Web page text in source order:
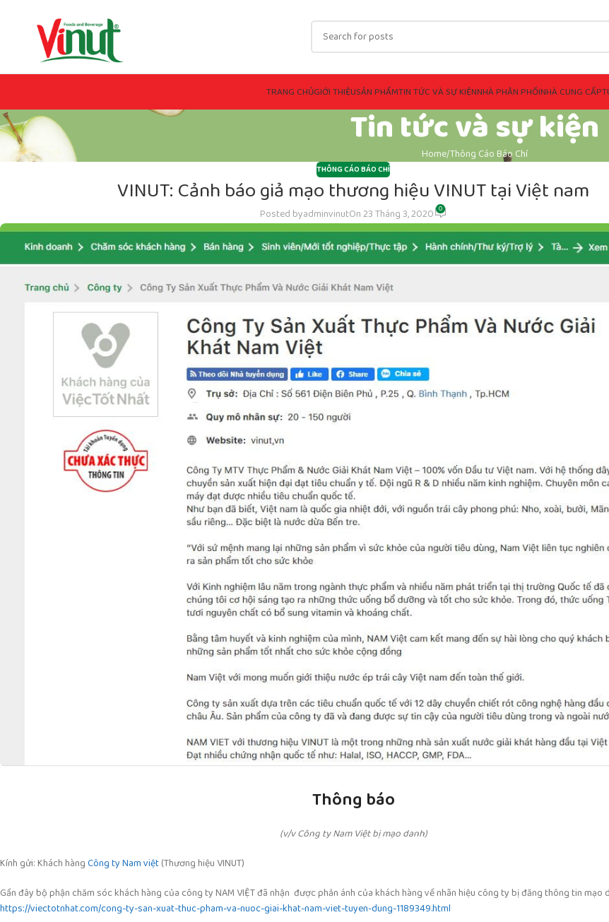
TRANG CHỦGIỚI THIỆUSẢN PHẨMTIN TỨC VÀ SỰ KIỆNNHÀ PHÂN PHỐINHÀ CUNG CẤP
Tin tức và sự kiện
Home Thông Cáo Báo Chí
THÔNG CÁO BÁO CHÍ
VINUT: Cảnh báo giả mạo thương hiệu VINUT tại Việt nam
Posted byadminvinutOn 23 Tháng 3, 2020 0
Thông báo
(v/v Công ty Nam Việt bị mạo danh)
Kính gửi: Khách hàngCông ty Nam việt(Thương hiệu VINUT)
Gần đây bộ phận chăm sóc khách hàng của công ty NAM VIỆT đã nhận được phản ánh của khách hàng về nhãn hiệu công ty bị đăng thông tin mạo
https://viectotnhat.com/cong-ty-san-xuat-thuc-pham-va-nuoc-giai-khat-nam-viet-tuyen-dung-1189349.html